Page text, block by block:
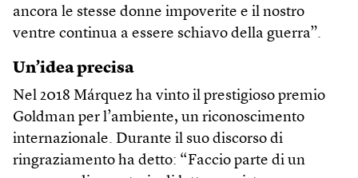
ancora le stesse donne impoverite e il nostro
ventre continua a essere schiavo della guerra”.
Un’idea precisa
Nel 2018 Márquez ha vinto il prestigioso premio
Goldman per l’ambiente, un riconoscimento
internazionale. Durante il suo discorso di
ringraziamento ha detto: “Faccio parte di un